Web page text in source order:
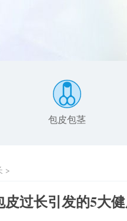
包皮包茎
>
过长引发的5大